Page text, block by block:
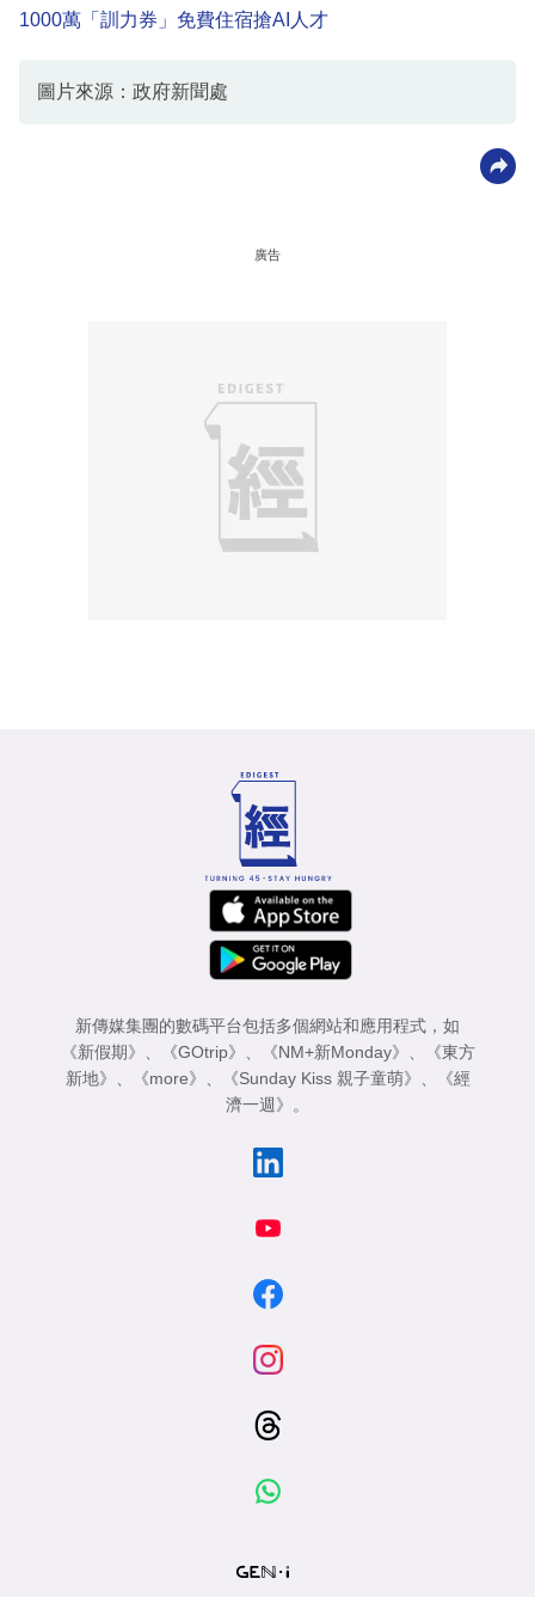
1000萬「訓力券」免費住宿搶AI人才
圖片來源：政府新聞處
廣告
新傳媒集團的數碼平台包括多個網站和應用程式，如
《新假期》
《GOtrip》 《NM+新Monday》
《東方
新地》
《more》 《Sunday Kiss 親子童萌》
《經
濟一週》
。